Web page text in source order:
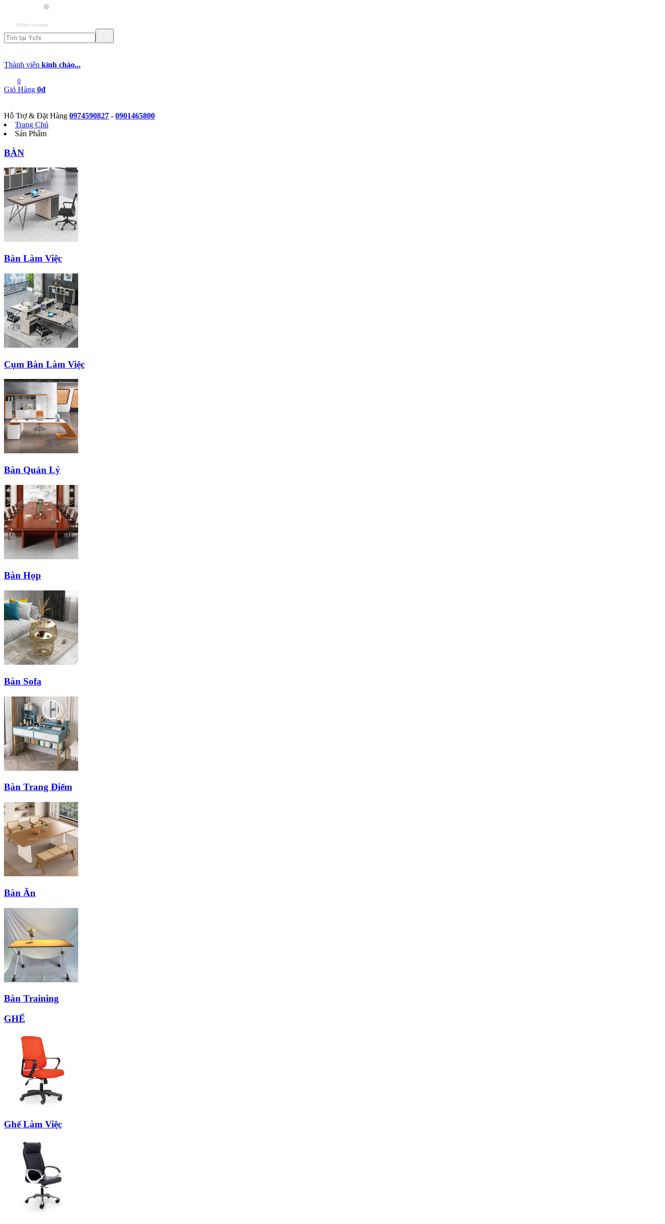
Thành viên kính chào...
0
Giỏ Hàng 0đ
Hỗ Trợ & Đặt Hàng 0974590827 - 0901465800
Trang Chủ
Sản Phẩm
BÀN
Bàn Làm Việc
Cụm Bàn Làm Việc
Bàn Quản Lý
Bàn Họp
Bàn Sofa
Bàn Trang Điểm
Bàn Ăn
Bàn Training
GHẾ
Ghế Làm Việc